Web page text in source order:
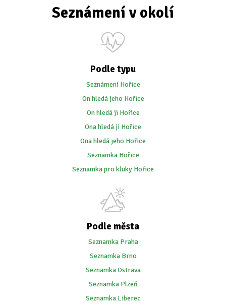
Seznámení v okolí
Podle typu
Seznámení Hořice
On hledá jeho Hořice
On hledá ji Hořice
Ona hledá ji Hořice
Ona hledá jeho Hořice
Seznamka Hořice
Seznamka pro kluky Hořice
Podle města
Seznamka Praha
Seznamka Brno
Seznamka Ostrava
Seznamka Plzeň
Seznamka Liberec